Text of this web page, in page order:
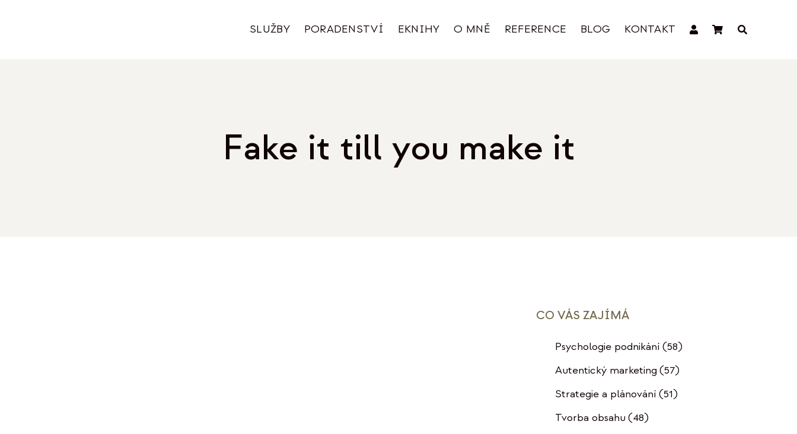
SLUŽBY PORADENSTVÍ EKNIHY O MNĚ REFERENCE BLOG KONTAKT
Fake it till you make it
CO VÁS ZAJÍMÁ
Psychologie podnikání (58)
Autentický marketing (57)
Strategie a plánování (51)
Tvorba obsahu (48)